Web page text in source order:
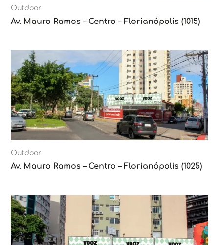
Outdoor
Av. Mauro Ramos – Centro – Florianópolis (1015)
Outdoor
Av. Mauro Ramos – Centro – Florianópolis (1025)